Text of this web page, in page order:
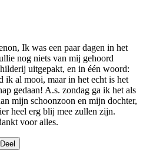
Ik was een paar dagen in het
nog niets van mij gehoord
uitgepakt, en in één woord:
ik al mooi, maar in het echt is het
gedaan! A.s. zondag ga ik het als
mijn schoonzoon en mijn dochter,
heel erg blij mee zullen zijn.
voor alles.
Deel